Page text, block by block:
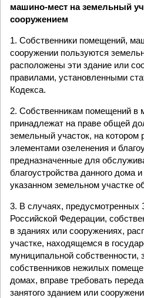
машино-мест на земельный
сооружением
1. Собственники помещений,
сооружении пользуются
расположены эти здание или
правилами, установленными
Кодекса.
2. Собственникам помещений в
принадлежат на праве общей
земельный участок, на
элементами озеленения и
предназначенные для
благоустройства данного дома
указанном земельном участке
3. В случаях,
Российской Федерации,
в зданиях или сооружениях,
участке, находящемся в
муниципальной собственности,
собственников нежилых
домах, вправе требовать
занятого зданием или